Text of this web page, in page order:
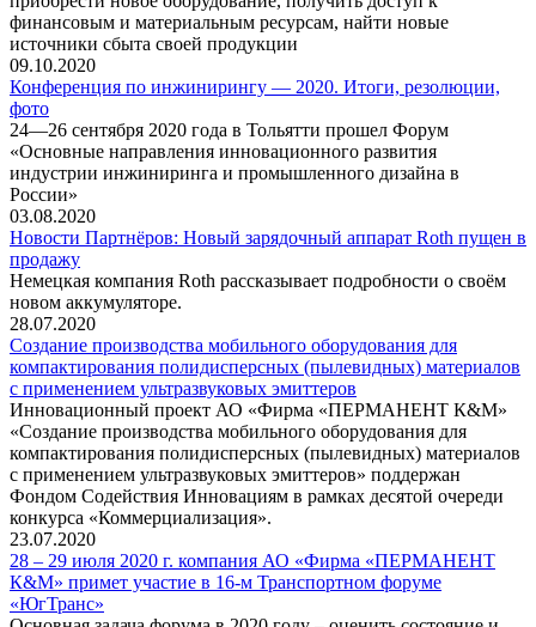
финансовым и материальным ресурсам, найти новые
источники сбыта своей продукции
09.10.2020
Конференция по инжинирингу — 2020. Итоги, резолюции,
фото
24—26 сентября 2020 года в Тольятти прошел Форум
«Основные направления инновационного развития
индустрии инжиниринга и промышленного дизайна в
России»
03.08.2020
Новости Партнёров: Новый зарядочный аппарат Roth пущен в
продажу
Немецкая компания Roth рассказывает подробности о своём
новом аккумуляторе.
28.07.2020
Создание производства мобильного оборудования для
компактирования полидисперсных (пылевидных) материалов
с применением ультразвуковых эмиттеров
Инновационный проект АО «Фирма «ПЕРМАНЕНТ К&М»
«Создание производства мобильного оборудования для
компактирования полидисперсных (пылевидных) материалов
с применением ультразвуковых эмиттеров» поддержан
Фондом Содействия Инновациям в рамках десятой очереди
конкурса «Коммерциализация».
23.07.2020
28 – 29 июля 2020 г. компания АО «Фирма «ПЕРМАНЕНТ
К&М» примет участие в 16-м Транспортном форуме
«ЮгТранс»